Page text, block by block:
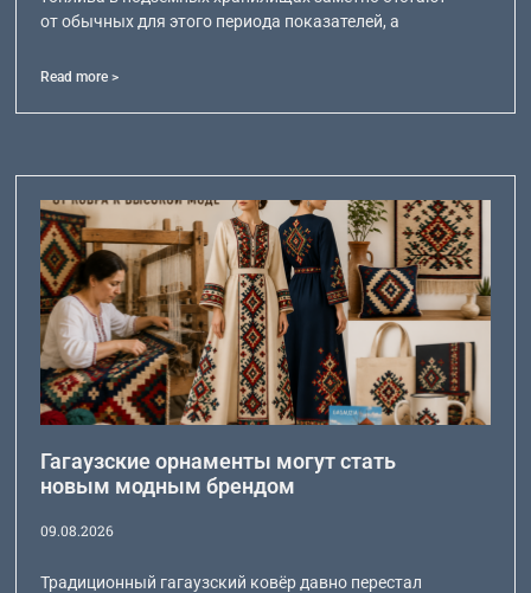
от обычных для этого периода показателей, а
Read more >
Гагаузские орнаменты могут стать
новым модным брендом
09.08.2026
Традиционный гагаузский ковёр давно перестал